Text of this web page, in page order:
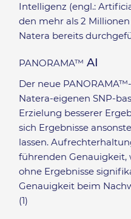
Intelligenz (engl.:
den mehr als 2
Natera bereits
PANORAMA™ AI
Der neue
Natera-eigenen SNP-
Erzielung besserer
sich Ergebnisse
lassen.
führenden Genauigkeit,
ohne Ergebnisse
Genauigkeit beim
(1)